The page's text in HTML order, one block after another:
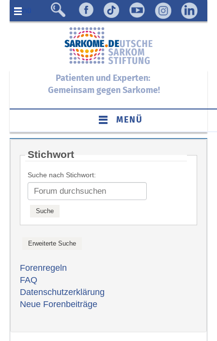
Menü
Patienten und Experten:
Gemeinsam gegen Sarkome!
MENÜ
Stichwort
Suche nach Stichwort:
Forenregeln
FAQ
Datenschutzerklärung
Neue Forenbeiträge